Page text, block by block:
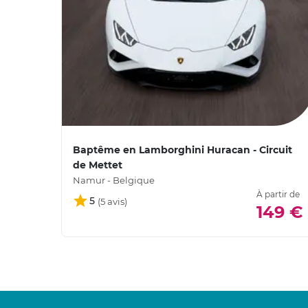
Baptême en Lamborghini Huracan - Circuit
de Mettet
Namur - Belgique
5
À partir de
149 €